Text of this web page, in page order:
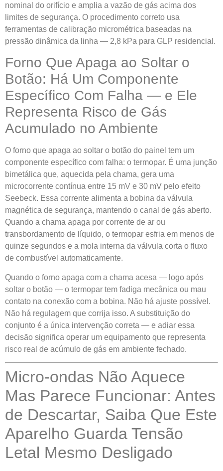
nominal do orifício e amplia a vazão de gás acima dos
limites de segurança. O procedimento correto usa
ferramentas de calibração micrométrica baseadas na
pressão dinâmica da linha — 2,8 kPa para GLP residencial.
Forno Que Apaga ao Soltar o
Botão: Há Um Componente
Específico Com Falha — e Ele
Representa Risco de Gás
Acumulado no Ambiente
O forno que apaga ao soltar o botão do painel tem um
componente específico com falha: o termopar. É uma junção
bimetálica que, aquecida pela chama, gera uma
microcorrente contínua entre 15 mV e 30 mV pelo efeito
Seebeck. Essa corrente alimenta a bobina da válvula
magnética de segurança, mantendo o canal de gás aberto.
Quando a chama apaga por corrente de ar ou
transbordamento de líquido, o termopar esfria em menos de
quinze segundos e a mola interna da válvula corta o fluxo
de combustível automaticamente.
Quando o forno apaga com a chama acesa — logo após
soltar o botão — o termopar tem fadiga mecânica ou mau
contato na conexão com a bobina. Não há ajuste possível.
Não há regulagem que corrija isso. A substituição do
conjunto é a única intervenção correta — e adiar essa
decisão significa operar um equipamento que representa
risco real de acúmulo de gás em ambiente fechado.
Micro-ondas Não Aquece
Mas Parece Funcionar: Antes
de Descartar, Saiba Que Este
Aparelho Guarda Tensão
Letal Mesmo Desligado